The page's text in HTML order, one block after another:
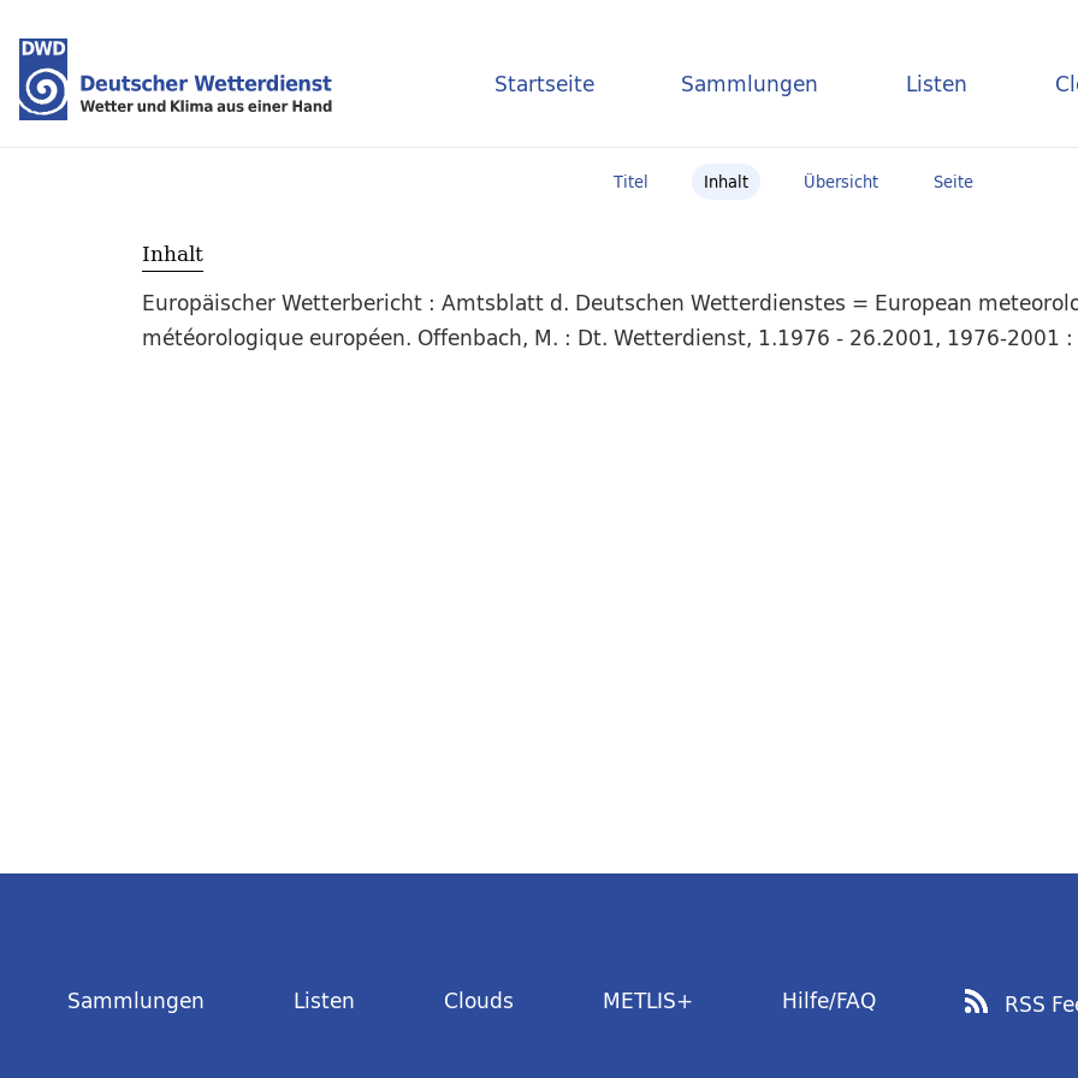
Startseite Sammlungen Listen
Titel Inhalt Übersicht Seite
Inhalt
Europäischer Wetterbericht : Amtsblatt d. Deutschen Wetterdienstes = European
météorologique européen. Offenbach, M. : Dt. Wetterdienst, 1.1976 - 26.2001, 1976-2001
Sammlungen Listen Clouds METLIS+ Hilfe/FAQ RSS